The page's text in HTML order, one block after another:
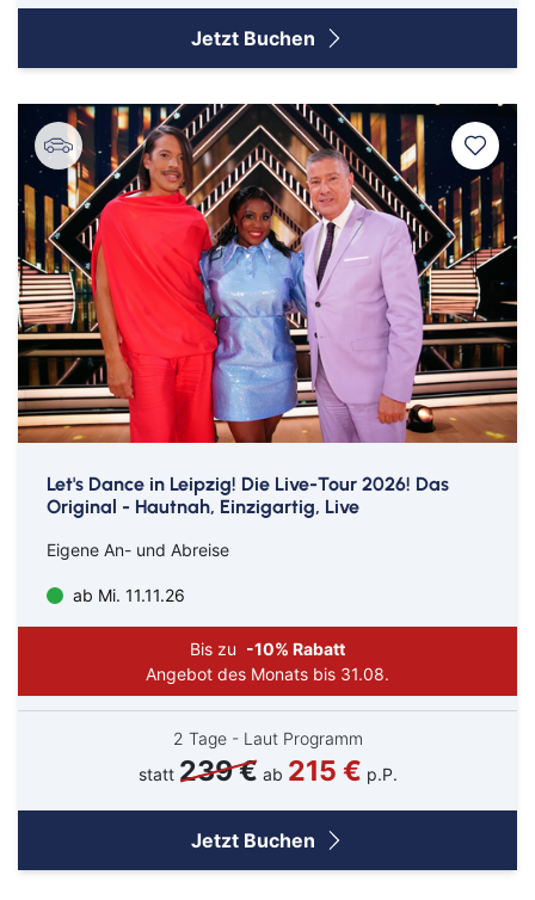
Suchen & Buchen
Geldern
Hamm
Herbolzheim
Hof
Ingolstadt
Jülich
Kassel
Kirchzarten
Kleve
Köln
Leverkusen
Lingen
Lörrach
Lüneburg
Mainz
Meppen
Minden
Müllheim
Nabburg
Neuenburg am Rhein
Nürnberg
Osnabrück
Osterholz-Scharmbeck
Regensburg
Remscheid
Saarbrücken
Schweich
Schweinfurt
Schweitenkirchen
Senftenberg
Siegenburg
Suhl
Trier
Weiden
Wetzlar
Wiesbaden
Wittlich
Ab Bremen
Ab Frankfurt
Jetzt Buchen
Let's Dance in Leipzig! Die Live-Tour 2026! Das
Original - Hautnah, Einzigartig, Live
Eigene An- und Abreise
ab Mi. 11.11.26
Bis zu -10% Rabatt
Angebot des Monats bis 31.08.
2 Tage - Laut Programm
statt 239 € ab 215 € p.P.
Jetzt Buchen